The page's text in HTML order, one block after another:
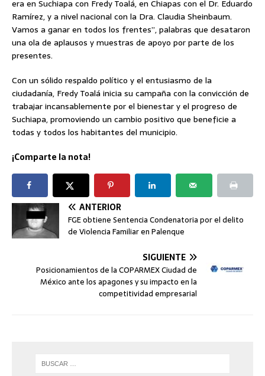
era en Suchiapa con Fredy Toalá, en Chiapas con el Dr. Eduardo
Ramírez, y a nivel nacional con la Dra. Claudia Sheinbaum.
Vamos a ganar en todos los frentes”, palabras que desataron
una ola de aplausos y muestras de apoyo por parte de los
presentes.
Con un sólido respaldo político y el entusiasmo de la
ciudadanía, Fredy Toalá inicia su campaña con la convicción de
trabajar incansablemente por el bienestar y el progreso de
Suchiapa, promoviendo un cambio positivo que beneficie a
todas y todos los habitantes del municipio.
¡Comparte la nota!
ANTERIOR
FGE obtiene Sentencia Condenatoria por el delito
de Violencia Familiar en Palenque
SIGUIENTE
Posicionamientos de la COPARMEX Ciudad de
México ante los apagones y su impacto en la
competitividad empresarial